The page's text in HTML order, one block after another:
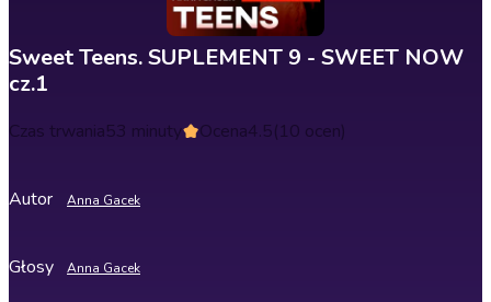
Sweet Teens. SUPLEMENT 9 - SWEET NOW
cz.1
Czas trwania53 minuty Ocena4.5(10 ocen)
Autor Anna Gacek
Głosy Anna Gacek